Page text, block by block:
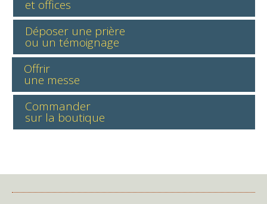
et offices
Déposer une prière
ou un témoignage
Offrir
une messe
Commander
sur la boutique